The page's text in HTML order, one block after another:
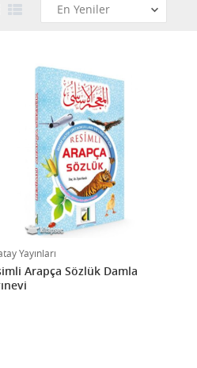
Yayınları
Arapça Sözlük Damla